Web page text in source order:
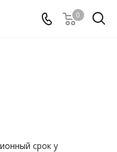
0
срок у